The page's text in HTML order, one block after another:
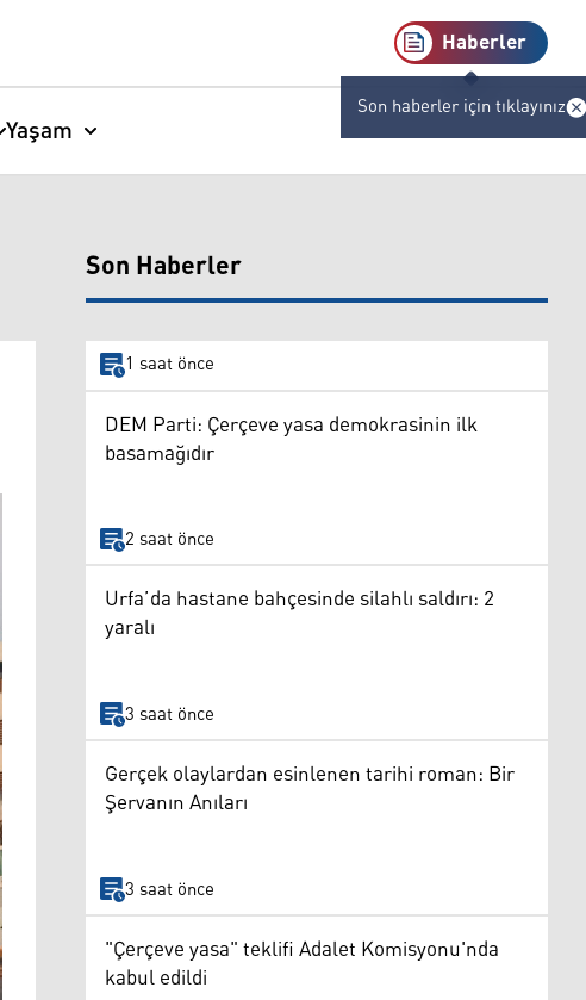
Haberler
Son haberler için tıklayınız
Yaşam
Son Haberler
1 saat önce
DEM Parti: Çerçeve yasa demokrasinin ilk
basamağıdır
2 saat önce
Urfa’da hastane bahçesinde silahlı saldırı: 2
yaralı
3 saat önce
Gerçek olaylardan esinlenen tarihi roman: Bir
Şervanın Anıları
3 saat önce
"Çerçeve yasa" teklifi Adalet Komisyonu'nda
kabul edildi